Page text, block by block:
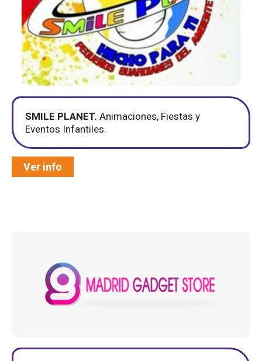
SMILE PLANET. Animaciones, Fiestas y
Eventos Infantiles.
Ver info